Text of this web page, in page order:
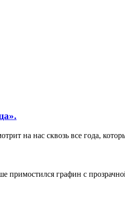
на нас сквозь все года,
графин с